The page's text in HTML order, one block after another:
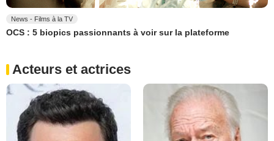
News - Films à la TV
OCS : 5 biopics passionnants à voir sur la plateforme
Acteurs et actrices